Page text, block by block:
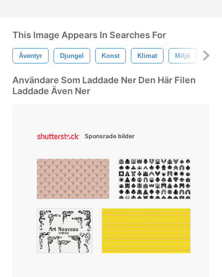
This Image Appears In Searches For
Äventyr Djungel Konst Klimat Miljö
Användare Som Laddade Ner Den Här Filen
Laddade Även Ner
Sponsrade bilder